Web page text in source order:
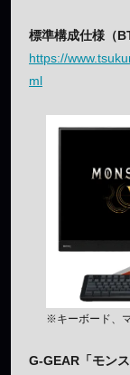
標準構成仕様（
https://
ml
※キーボード、
G-GEAR「モン